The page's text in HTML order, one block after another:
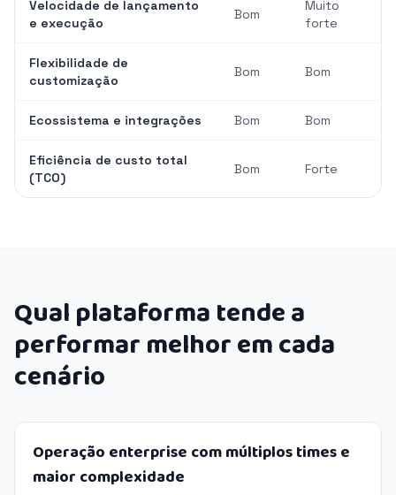
Velocidade de lançamento
e execução
Bom
Muito
forte
Flexibilidade de
customização
Bom Bom
Ecossistema e integrações Bom Bom
Eficiência de custo total
(TCO)
Bom Forte
Qual plataforma tende a
performar melhor em cada
cenário
Operação enterprise com múltiplos times e
maior complexidade